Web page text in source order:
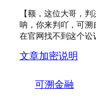
【额，这位大哥，
呐，你来判吖，可溯
在官网找不到这个讼
文章加密说明
可溯金融